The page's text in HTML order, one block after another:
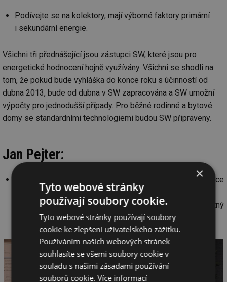
Podívejte se na kolektory, mají výborné faktory primární
i sekundární energie.
Všichni tři přednášející jsou zástupci SW, které jsou pro
energetické hodnocení hojně využívány. Všichni se shodli na
tom, že pokud bude vyhláška do konce roku s účinností od
dubna 2013, bude od dubna v SW zapracována a SW umožní
výpočty pro jednodušší případy. Pro běžné rodinné a bytové
domy se standardními technologiemi budou SW připraveny.
Jan Pejter:
Velmi zajímavou přednášku Přehled energetické certifikace
budov ve vybraných státech EU měl Jan Pejter,
ENVIROS, s.r.o.Tuto přednášku zpracujeme jako samostatný
×
Tyto webové stránky
používají soubory cookie.
Tyto webové stránky používají soubory
cookie ke zlepšení uživatelského zážitku.
Používáním našich webových stránek
souhlasíte se všemi soubory cookie v
souladu s našimi zásadami používání
souborů cookie.Více informací